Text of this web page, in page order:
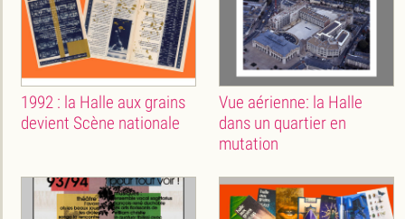
1992 : la Halle aux grains
devient Scène nationale
Vue aérienne: la Halle
dans un quartier en
mutation